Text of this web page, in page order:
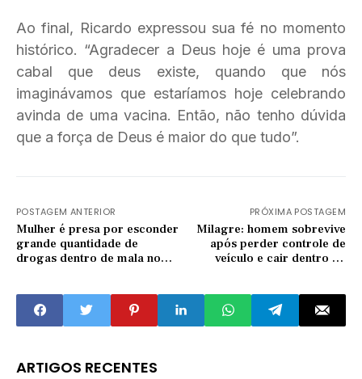
Ao final, Ricardo expressou sua fé no momento
histórico. “Agradecer a Deus hoje é uma prova
cabal que deus existe, quando que nós
imaginávamos que estaríamos hoje celebrando
avinda de uma vacina. Então, não tenho dúvida
que a força de Deus é maior do que tudo”.
POSTAGEM ANTERIOR
Mulher é presa por esconder
grande quantidade de
drogas dentro de mala no
PRÓXIMA POSTAGEM
Milagre: homem sobrevive
após perder controle de
veículo e cair dentro de
ARTIGOS RECENTES